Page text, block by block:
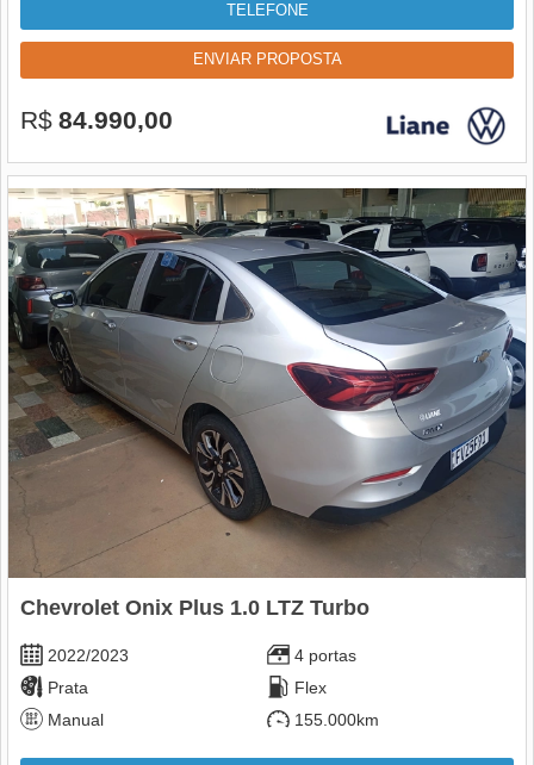
TELEFONE
ENVIAR PROPOSTA
R$ 84.990,00
Chevrolet Onix Plus 1.0 LTZ Turbo
2022/2023
4 portas
Prata
Flex
Manual
155.000km